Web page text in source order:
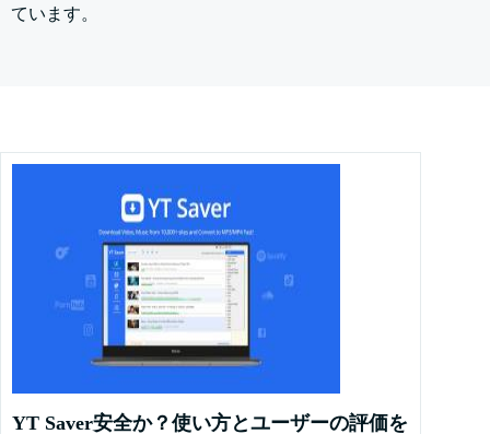
ています。
YT Saver安全か？使い方とユーザーの評価を